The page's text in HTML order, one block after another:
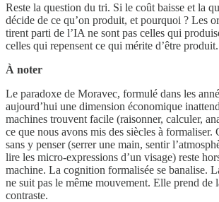
Reste la question du tri. Si le coût baisse et la
décide de ce qu’on produit, et pourquoi ? Les
tirent parti de l’IA ne sont pas celles qui
celles qui repensent ce qui mérite d’être produit.
À noter
Le paradoxe de Moravec, formulé dans les
aujourd’hui une dimension économique
machines trouvent facile (raisonner, calculer,
ce que nous avons mis des siècles à formaliser.
sans y penser (serrer une main, sentir
lire les micro-expressions d’un visage) reste
machine. La cognition formalisée se banalise.
ne suit pas le même mouvement. Elle prend de
contraste.